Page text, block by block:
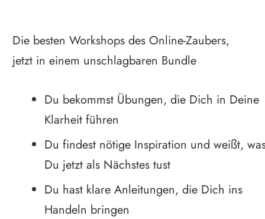
Die besten Workshops des Online-Zaubers,
jetzt in einem unschlagbaren Bundle
Du bekommst Übungen, die Dich in Deine
Klarheit führen
Du findest nötige Inspiration und weißt,
Du jetzt als Nächstes tust
Du hast klare Anleitungen, die Dich ins
Handeln bringen